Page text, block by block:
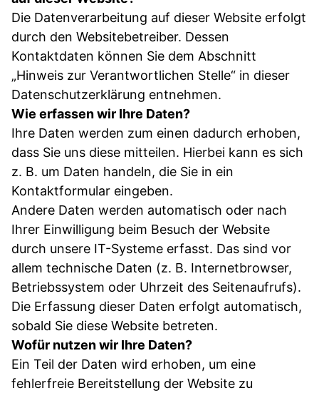
Die Datenverarbeitung auf dieser Website erfolgt
durch den Websitebetreiber. Dessen
Kontaktdaten können Sie dem Abschnitt
„Hinweis zur Verantwortlichen Stelle“ in dieser
Datenschutzerklärung entnehmen.
Wie erfassen wir Ihre Daten?
Ihre Daten werden zum einen dadurch erhoben,
dass Sie uns diese mitteilen. Hierbei kann es sich
z. B. um Daten handeln, die Sie in ein
Kontaktformular eingeben.
Andere Daten werden automatisch oder nach
Ihrer Einwilligung beim Besuch der Website
durch unsere IT-Systeme erfasst. Das sind vor
allem technische Daten (z. B. Internetbrowser,
Betriebssystem oder Uhrzeit des Seitenaufrufs).
Die Erfassung dieser Daten erfolgt automatisch,
sobald Sie diese Website betreten.
Wofür nutzen wir Ihre Daten?
Ein Teil der Daten wird erhoben, um eine
fehlerfreie Bereitstellung der Website zu